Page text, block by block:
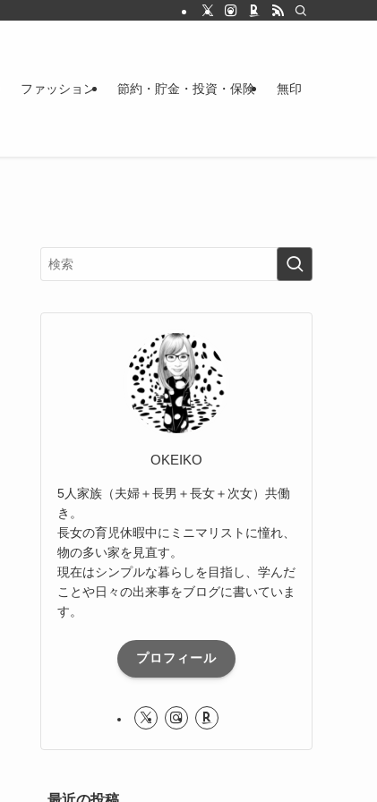
ファッション 節約・貯金・投資・保険 無印
OKEIKO
5人家族（夫婦＋長男＋長女＋次女）共働
き。
長女の育児休暇中にミニマリストに憧れ、
物の多い家を見直す。
現在はシンプルな暮らしを目指し、学んだ
ことや日々の出来事をブログに書いていま
す。
プロフィール